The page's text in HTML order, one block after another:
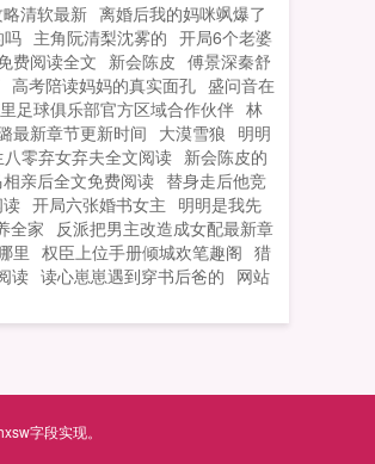
清软最新 离婚后我的妈咪飒爆了
吗 主角阮清梨沈雾的 开局6个老婆
费阅读全文 新会陈皮 傅景深秦舒
高考陪读妈妈的真实面孔 盛问音在
足球俱乐部官方区域合作伙伴 林
最新章节更新时间 大漠雪狼 明明
八零弃女弃夫全文阅读 新会陈皮的
亲后全文免费阅读 替身走后他竞
开局六张婚书女主 明明是我先
全家
反派把男主改造成女配最新章
里 权臣上位手册倾城欢笔趣阁 猎
读 读心崽崽遇到穿书后爸的 网站
字段实现。